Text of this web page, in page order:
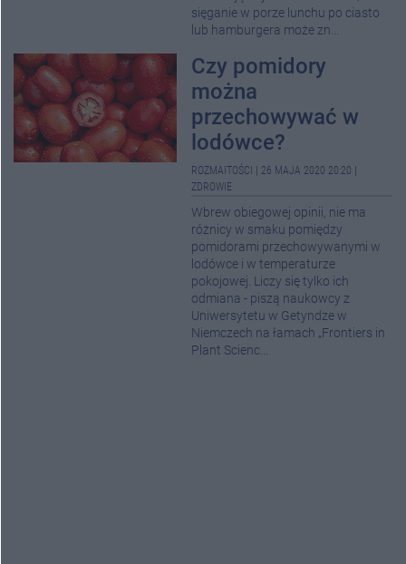
sięganie w porze lunchu po ciasto
lub hamburgera może zn...
Czy pomidory
można
przechowywać w
lodówce?
ROZMAITOŚCI 26 MAJA 2020 20:20
ZDROWIE
Wbrew obiegowej opinii, nie ma
różnicy w smaku pomiędzy
pomidorami przechowywanymi w
lodówce i w temperaturze
pokojowej. Liczy się tylko ich
odmiana - piszą naukowcy z
Uniwersytetu w Getyndze w
Niemczech na łamach „Frontiers in
Plant Scienc...